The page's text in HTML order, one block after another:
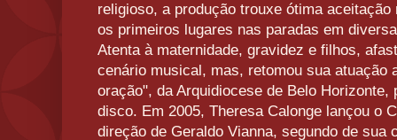
religioso, a produção trouxe ótima
os primeiros lugares nas paradas em
Atenta à maternidade, gravidez e filhos,
cenário musical, mas, retomou sua atuação
oração", da Arquidiocese de Belo
disco. Em 2005, Theresa Calonge lançou o
direção de Geraldo Vianna, segundo de sua